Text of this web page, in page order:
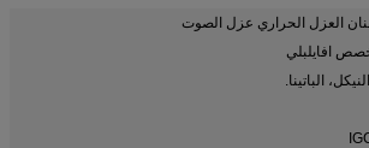
العزل الحراري عزل الصوت
افايلبلي
الباتينا.